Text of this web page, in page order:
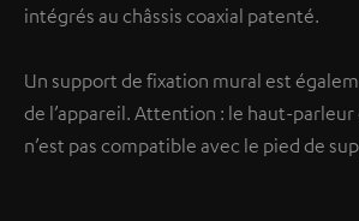
intégrés au châssis coaxial patenté.
Un support de fixation mural est
de l’appareil. Attention : le haut-
n’est pas compatible avec le pied de